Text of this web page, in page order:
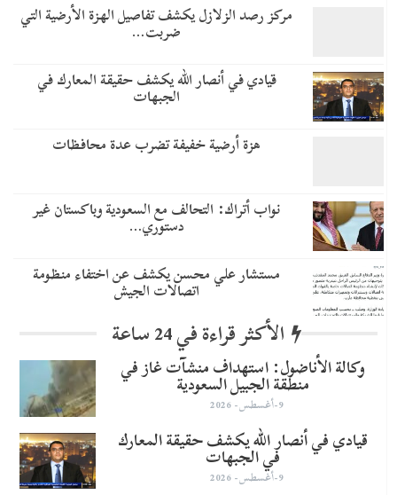
مركز رصد الزلازل يكشف تفاصيل الهزة الأرضية التي
ضربت…
قيادي في أنصار الله يكشف حقيقة المعارك في
الجبهات
هزة أرضية خفيفة تضرب عدة محافظات
نواب أتراك: التحالف مع السعودية وباكستان غير
دستوري…
مستشار علي محسن يكشف عن اختفاء منظومة
اتصالات الجيش
الأكثر قراءة في 24 ساعة
وكالة الأناضول: استهداف منشآت غاز في
منطقة الجبيل السعودية
9-أغسطس- 2026
قيادي في أنصار الله يكشف حقيقة المعارك
في الجبهات
9-أغسطس- 2026